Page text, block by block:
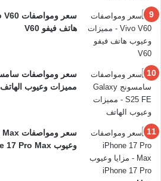
هاتف فيفو V60
مميزات وعيوب الهاتف
وعيوب iPhone 17 Pro Max